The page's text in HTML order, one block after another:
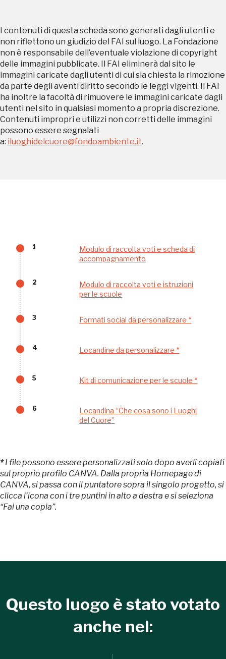
I contenuti di questa scheda sono generati dagli utenti e
non riflettono un giudizio del FAI sul luogo. La Fondazione
non è responsabile dell’eventuale violazione di copyright
delle immagini pubblicate. Il FAI eliminerà dal sito le
immagini caricate dagli utenti di cui sia chiesta la rimozione
da parte degli aventi diritto secondo le leggi vigenti. Il FAI
ha inoltre la facoltà di rimuovere le immagini caricate dagli
utenti nel sito in qualsiasi momento a propria discrezione.
Contenuti impropri e utilizzi non corretti delle immagini
possono essere segnalati
a: iluoghidelcuore@fondoambiente.it.
1
Modulo di raccolta voti e scheda di
accompagnamento
2
Modulo di raccolta voti e istruzioni
per le scuole
3 Formati social da personalizzare *
4 Locandine da personalizzare *
5 Kit di comunicazione per le scuole *
6
Locandina “Che cosa sono i Luoghi
del Cuore”
*I file possono essere personalizzati solo dopo averli copiati
sul proprio profilo CANVA. Dalla propria Homepage di
CANVA, si passa con il puntatore sopra il singolo progetto, si
clicca l’icona con i tre puntini in alto a destra e si seleziona
“Fai una copia”.
Questo luogo è stato votato
anche nel:
a quelle inerenti i luoghi più vicini e gli eventi
organizzati
REGISTRATI
Regalati 365 giorni di arte e cultura nell'Italia
nei Beni FAI tutto l'anno
Gratis
Sansevero
Milano
Tutto questo non
sarebbe possibile
senza di te
Tel. 02 4676151 - Fax 02 48193631
P.I.: 04358650150 - C.F.: 80102030154 - PEC:
Fondazione nazionale senza scopo di lucro per la tutela e la valorizzazione